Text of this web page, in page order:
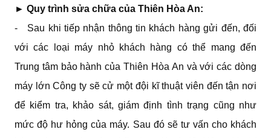
► Quy trình sửa chữa của Thiên Hòa An:​
- Sau khi tiếp nhận thông tin khách hàng gửi đến, đối
với các loại máy nhỏ khách hàng có thể mang đến
Trung tâm bảo hành của Thiên Hòa An và với các dòng
máy lớn Công ty sẽ cử một đội kĩ thuật viên đến tận nơi
để kiểm tra, khảo sát, giám định tình trạng cũng như
mức độ hư hỏng của máy. Sau đó sẽ tư vấn cho khách